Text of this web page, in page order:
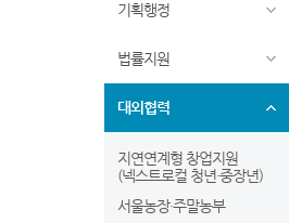
기획행정
법률지원
대외협력
지연연계형 창업지원
(넥스트로컬 청년·중장년)
서울농장·주말농부